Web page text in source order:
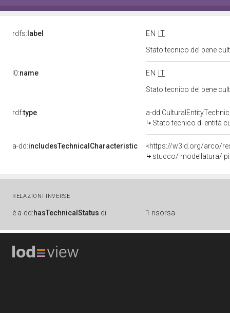
rdfs: label EN
IT
Stato tecnico del bene
l0:name EN
IT
Stato tecnico del bene
rdf:type
a-
Stato tecnico di entità
a-dd:includesTechnicalCharacteristic
<https://w3id.org/arco/
stucco/ modellatura/
RELAZIONI INVERSE
è a-dd:hasTechnicalStatus di 1 risorsa